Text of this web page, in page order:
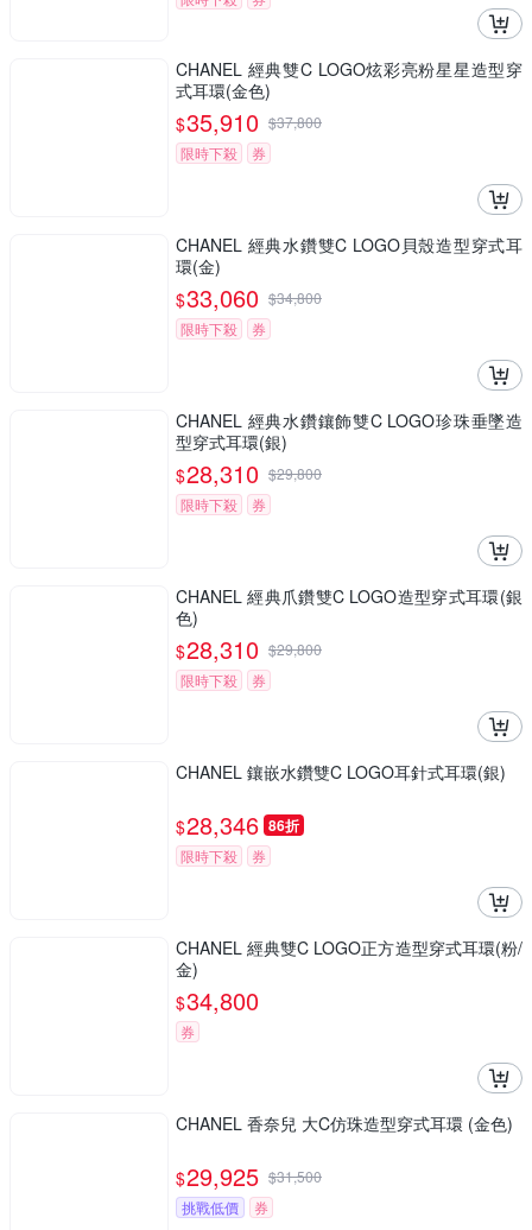
CHANEL 經典雙C LOGO炫彩亮粉星星造型穿
式耳環(金色)
$35,910 $37,800
限時下殺
券
CHANEL 經典水鑽雙C LOGO貝殼造型穿式耳
環(金)
$33,060 $34,800
限時下殺
券
CHANEL 經典水鑽鑲飾雙C LOGO珍珠垂墜造
型穿式耳環(銀)
$28,310 $29,800
限時下殺
券
CHANEL 經典爪鑽雙C LOGO造型穿式耳環(銀
色)
$28,310 $29,800
限時下殺
券
CHANEL 鑲嵌水鑽雙C LOGO耳針式耳環(銀)
$28,346 86折
限時下殺 券
CHANEL 經典雙C LOGO正方造型穿式耳環(粉/
金)
$34,800
券
CHANEL 香奈兒 大C仿珠造型穿式耳環 (金色)
$29,925 $31,500
挑戰低價
券